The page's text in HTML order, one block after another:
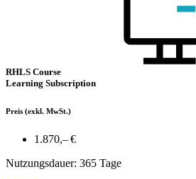
RHLS Course
Learning Subscription
Preis (exkl. MwSt.)
1.870,– €
Nutzungsdauer: 365 Tage